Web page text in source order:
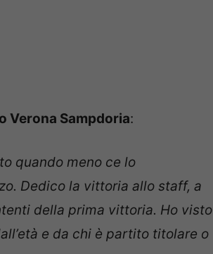
Verona Sampdoria:
quando meno ce lo
Dedico la vittoria allo staff, a
della prima vittoria. Ho visto
e da chi è partito titolare o